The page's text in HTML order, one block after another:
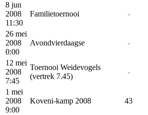
8 jun
2008
11:30
Familietoernooi -
26 mei
2008
0:00
Avondvierdaagse -
12 mei
2008
7:45
Toernooi Weidevogels
(vertrek 7.45)
-
1 mei
2008
9:00
Koveni-kamp 2008 43